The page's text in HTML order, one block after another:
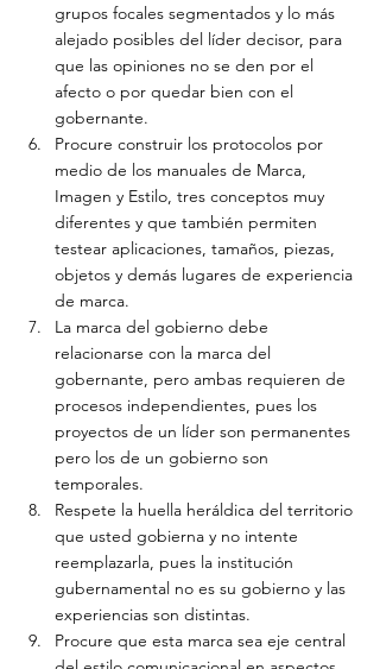
grupos focales segmentados y lo más
alejado posibles del líder decisor, para
que las opiniones no se den por el
afecto o por quedar bien con el
gobernante.
Procure construir los protocolos por
medio de los manuales de Marca,
Imagen y Estilo, tres conceptos muy
diferentes y que también permiten
testear aplicaciones, tamaños, piezas,
objetos y demás lugares de experiencia
de marca.
La marca del gobierno debe
relacionarse con la marca del
gobernante, pero ambas requieren de
procesos independientes, pues los
proyectos de un líder son permanentes
pero los de un gobierno son
temporales.
Respete la huella heráldica del territorio
que usted gobierna y no intente
reemplazarla, pues la institución
gubernamental no es su gobierno y las
experiencias son distintas.
Procure que esta marca sea eje central